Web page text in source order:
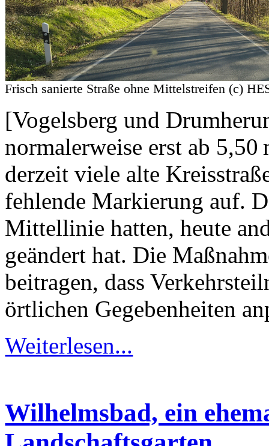
Frisch sanierte Straße ohne Mittelstreifen (c)
[Vogelsberg und
normalerweise erst ab
derzeit viele alte
fehlende Markierung auf.
Mittellinie hatten, heute
geändert hat. Die
beitragen, dass
örtlichen Gegebenheiten
Weiterlesen...
Wilhelmsbad, ein